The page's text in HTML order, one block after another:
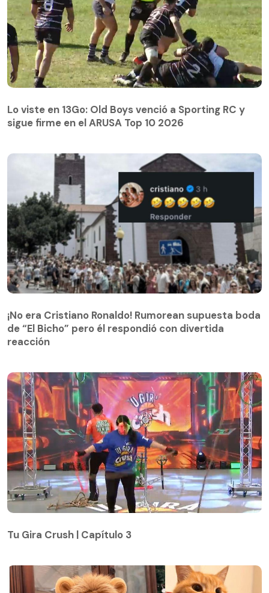
Lo viste en 13Go: Old Boys venció a Sporting RC y
sigue firme en el ARUSA Top 10 2026
¡No era Cristiano Ronaldo! Rumorean supuesta boda
de “El Bicho” pero él respondió con divertida
reacción
Tu Gira Crush | Capítulo 3